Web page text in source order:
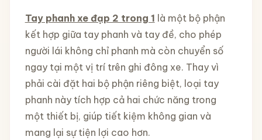
Tay phanh xe đạp 2 trong 1 là một bộ phận
kết hợp giữa tay phanh và tay đề, cho phép
người lái không chỉ phanh mà còn chuyển số
ngay tại một vị trí trên ghi đông xe. Thay vì
phải cài đặt hai bộ phận riêng biệt, loại tay
phanh này tích hợp cả hai chức năng trong
một thiết bị, giúp tiết kiệm không gian và
mang lại sự tiện lợi cao hơn.